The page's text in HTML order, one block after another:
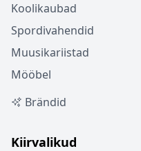
Koolikaubad
Spordivahendid
Muusikariistad
Mööbel
Brändid
Kiirvalikud